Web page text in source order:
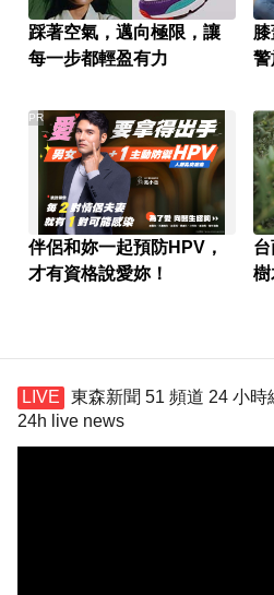
踩著空氣，邁向極限，讓
每一步都輕盈有力
伴侶和妳一起預防HPV，
才有資格說愛妳！
PR
樹
東森新聞 51 頻道 24 小
24h live news